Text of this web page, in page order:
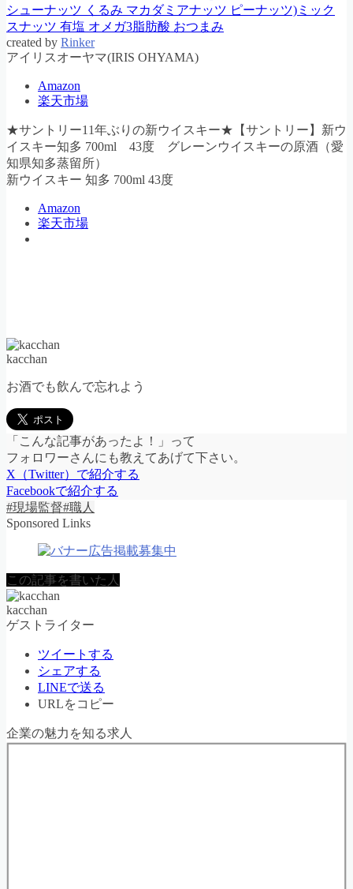
シューナッツ くるみ マカダミアナッツ ピーナッツ)ミック
スナッツ 有塩 オメガ3脂肪酸 おつまみ
created by Rinker
‎アイリスオーヤマ(IRIS OHYAMA)
Amazon
楽天市場
★サントリー11年ぶりの新ウイスキー★【サントリー】新ウ
イスキー知多 700ml 43度 グレーンウイスキーの原酒（愛
知県知多蒸留所）
新ウイスキー 知多 700ml 43度
Amazon
楽天市場
kacchan
お酒でも飲んで忘れよう
「こんな記事があったよ！」って
フォロワーさんにも教えてあげて下さい。
X（Twitter）で紹介する
Facebookで紹介する
#現場監督#職人
Sponsored Links
この記事を書いた人
kacchan
ゲストライター
ツイートする
シェアする
LINEで送る
URLをコピー
企業の魅力を知る求人